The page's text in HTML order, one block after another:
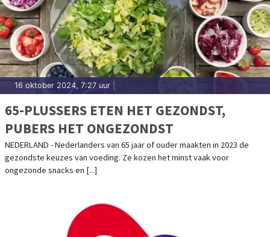
16 oktober 2024, 7:27 uur
65-PLUSSERS ETEN HET GEZONDST,
PUBERS HET ONGEZONDST
NEDERLAND - Nederlanders van 65 jaar of ouder maakten in 2023 de
gezondste keuzes van voeding. Ze kozen het minst vaak voor
ongezonde snacks en [...]